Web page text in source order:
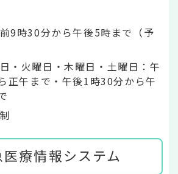
前9時30分から午後5時まで（予
・火曜日・木曜日・土曜日：午
正午まで・午後1時30分から午
療情報システム